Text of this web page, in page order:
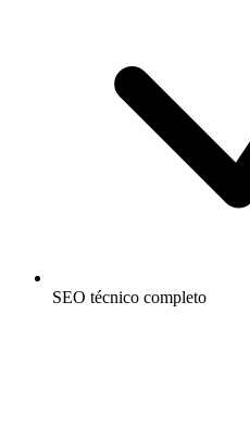
SEO técnico completo